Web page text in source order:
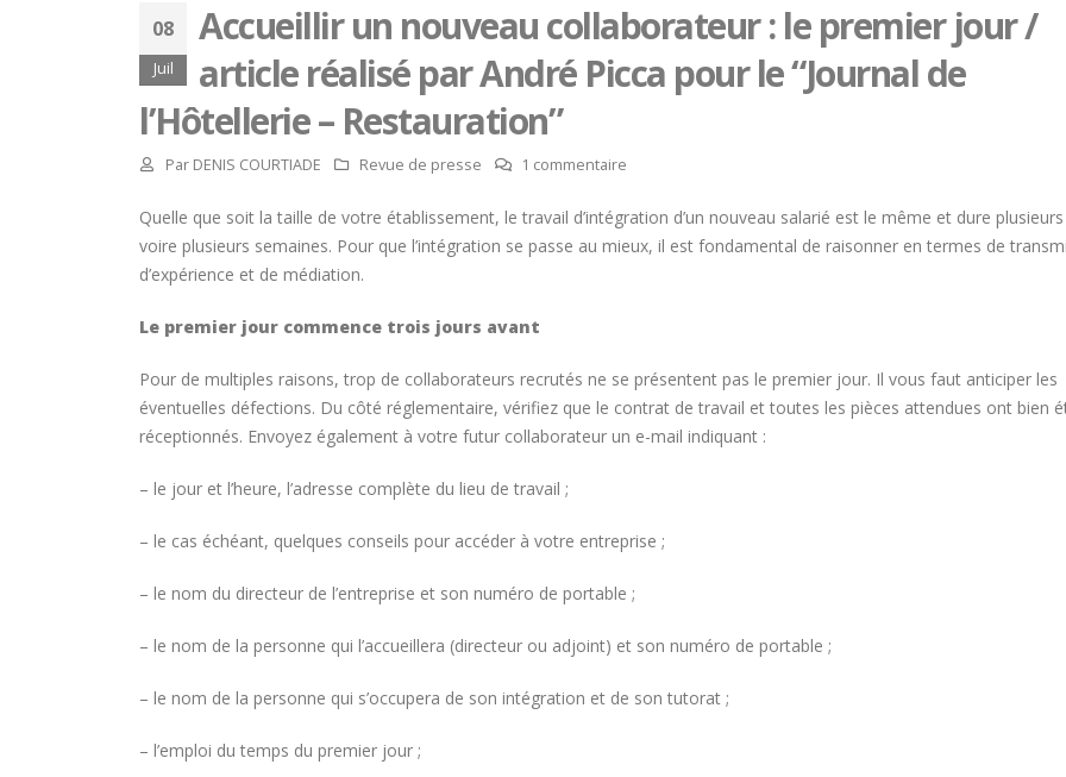
08
Juil
Accueillir un nouveau collaborateur : le premier jour /
article réalisé par André Picca pour le “Journal de
l’Hôtellerie – Restauration”
Par DENIS COURTIADE Revue de presse 1 commentaire
Quelle que soit la taille de votre établissement, le travail d’intégration d’un nouveau salarié est le même et dure
voire plusieurs semaines. Pour que l’intégration se passe au mieux, il est fondamental de raisonner en termes de
d’expérience et de médiation.
Le premier jour commence trois jours avant
Pour de multiples raisons, trop de collaborateurs recrutés ne se présentent pas le premier jour. Il vous faut anticiper les
éventuelles défections. Du côté réglementaire, vérifiez que le contrat de travail et toutes les pièces attendues ont bien
réceptionnés. Envoyez également à votre futur collaborateur un e-mail indiquant :
– le jour et l’heure, l’adresse complète du lieu de travail ;
– le cas échéant, quelques conseils pour accéder à votre entreprise ;
– le nom du directeur de l’entreprise et son numéro de portable ;
– le nom de la personne qui l’accueillera (directeur ou adjoint) et son numéro de portable ;
– le nom de la personne qui s’occupera de son intégration et de son tutorat ;
– l’emploi du temps du premier jour ;
Hommage à Marcel Joly –
du premier ministre du
8 août 2026
Concours général des métiers
officiel
Cambridge Public House, Little
Red Door) : « L’accueil reste
Trophée du Maître d’Hôtel
finalistes dévoilés
Jeanvoine à la tête de
Paris